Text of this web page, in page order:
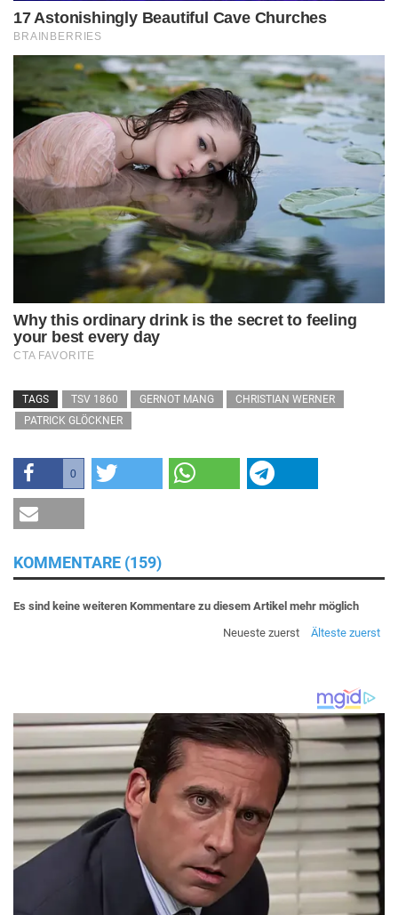
TAGS TSV 1860 GERNOT MANG
CHRISTIAN WERNER
PATRICK GLÖCKNER
0
KOMMENTARE (159)
Es sind keine weiteren Kommentare zu diesem Artikel mehr möglich
Neueste zuerst
Älteste zuerst